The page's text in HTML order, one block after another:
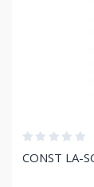
CONST LA-